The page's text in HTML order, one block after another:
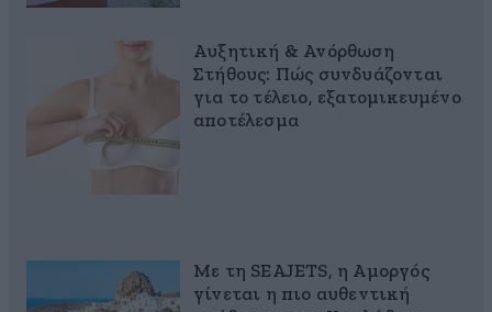
Αυξητική & Ανόρθωση
Στήθους: Πώς συνδυάζονται
για το τέλειο, εξατομικευμένο
αποτέλεσμα
Με τη SEAJETS, η Αμοργός
γίνεται η πιο αυθεντική